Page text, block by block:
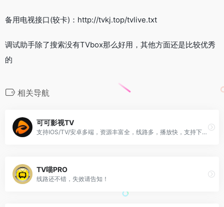
备用电视接口(较卡)：http://tvkj.top/tvlive.txt
调试助手除了搜索没有TVbox那么好用，其他方面还是比较优秀
的
相关导航
可可影视TV
支持IOS/TV/安卓多端，资源丰富全，线路多，播放快，支持下载和投屏
TV喵PRO
线路还不错，失效请告知！